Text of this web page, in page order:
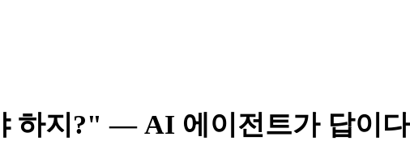
하지?" — AI 에이전트가 답이다